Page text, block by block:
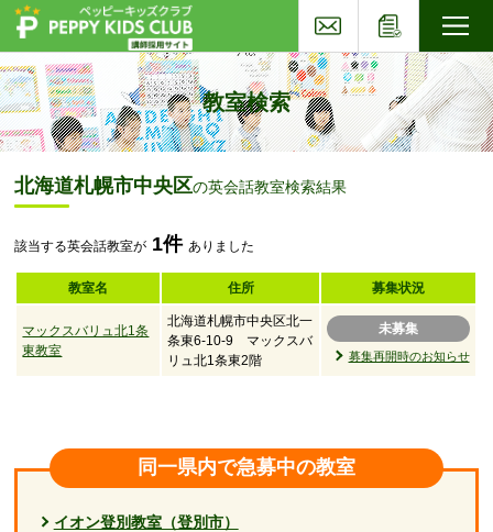
教室検索
北海道札幌市中央区の英会話教室検索結果
該当する英会話教室が 1件 ありました
教室名 住所 募集状況
マックスバリュ北1条
東教室
北海道札幌市中央区北一
条東6-10-9 マックスバ
リュ北1条東2階
未募集
募集再開時のお知らせ
同一県内で急募中の教室
イオン登別教室（登別市）